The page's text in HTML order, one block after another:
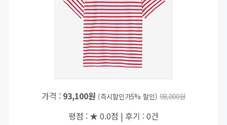
가격 : 93,100원 (즉시할인가5% 할인) 98,000원
평점 : ★ 0.0점 | 후기 : 0건